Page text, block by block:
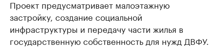
Проект предусматривает малоэтажную
застройку, создание социальной
инфраструктуры и передачу части жилья в
государственную собственность для нужд ДВФУ.